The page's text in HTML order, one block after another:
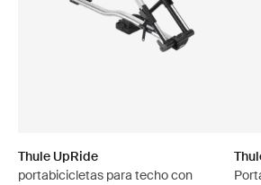
Thule UpRide
portabicicletas para techo con